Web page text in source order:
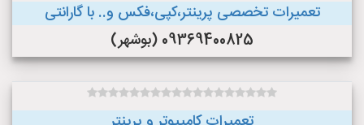
تعمیرات تخصصی پرینتر،کپی،فکس و.. با گارانتی
09369400825 (بوشهر)